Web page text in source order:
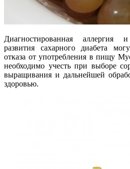
Диагностированная аллергия
развития сахарного диабета
отказа от употребления в пищу
необходимо учесть при выборе
выращивания и дальнейшей
здоровью.